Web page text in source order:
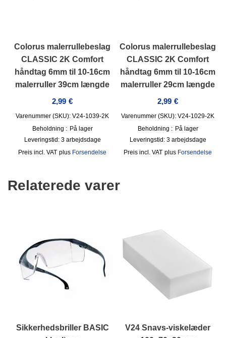
Colorus malerrullebeslag
CLASSIC 2K Comfort
håndtag 6mm til 10-16cm
malerruller 39cm længde
2,99 €
Varenummer (SKU): V24-1039-2K
Beholdning : På lager
Leveringstid: 3 arbejdsdage
incl. VAT plus Forsendelse
Colorus malerrullebeslag
CLASSIC 2K Comfort
håndtag 6mm til 10-16cm
malerruller 29cm længde
2,99 €
Varenummer (SKU): V24-1029-2K
Beholdning : På lager
Leveringstid: 3 arbejdsdage
incl. VAT plus Forsendelse
Relaterede varer
Sikkerhedsbriller BASIC
V24 Snavs-viskelæder